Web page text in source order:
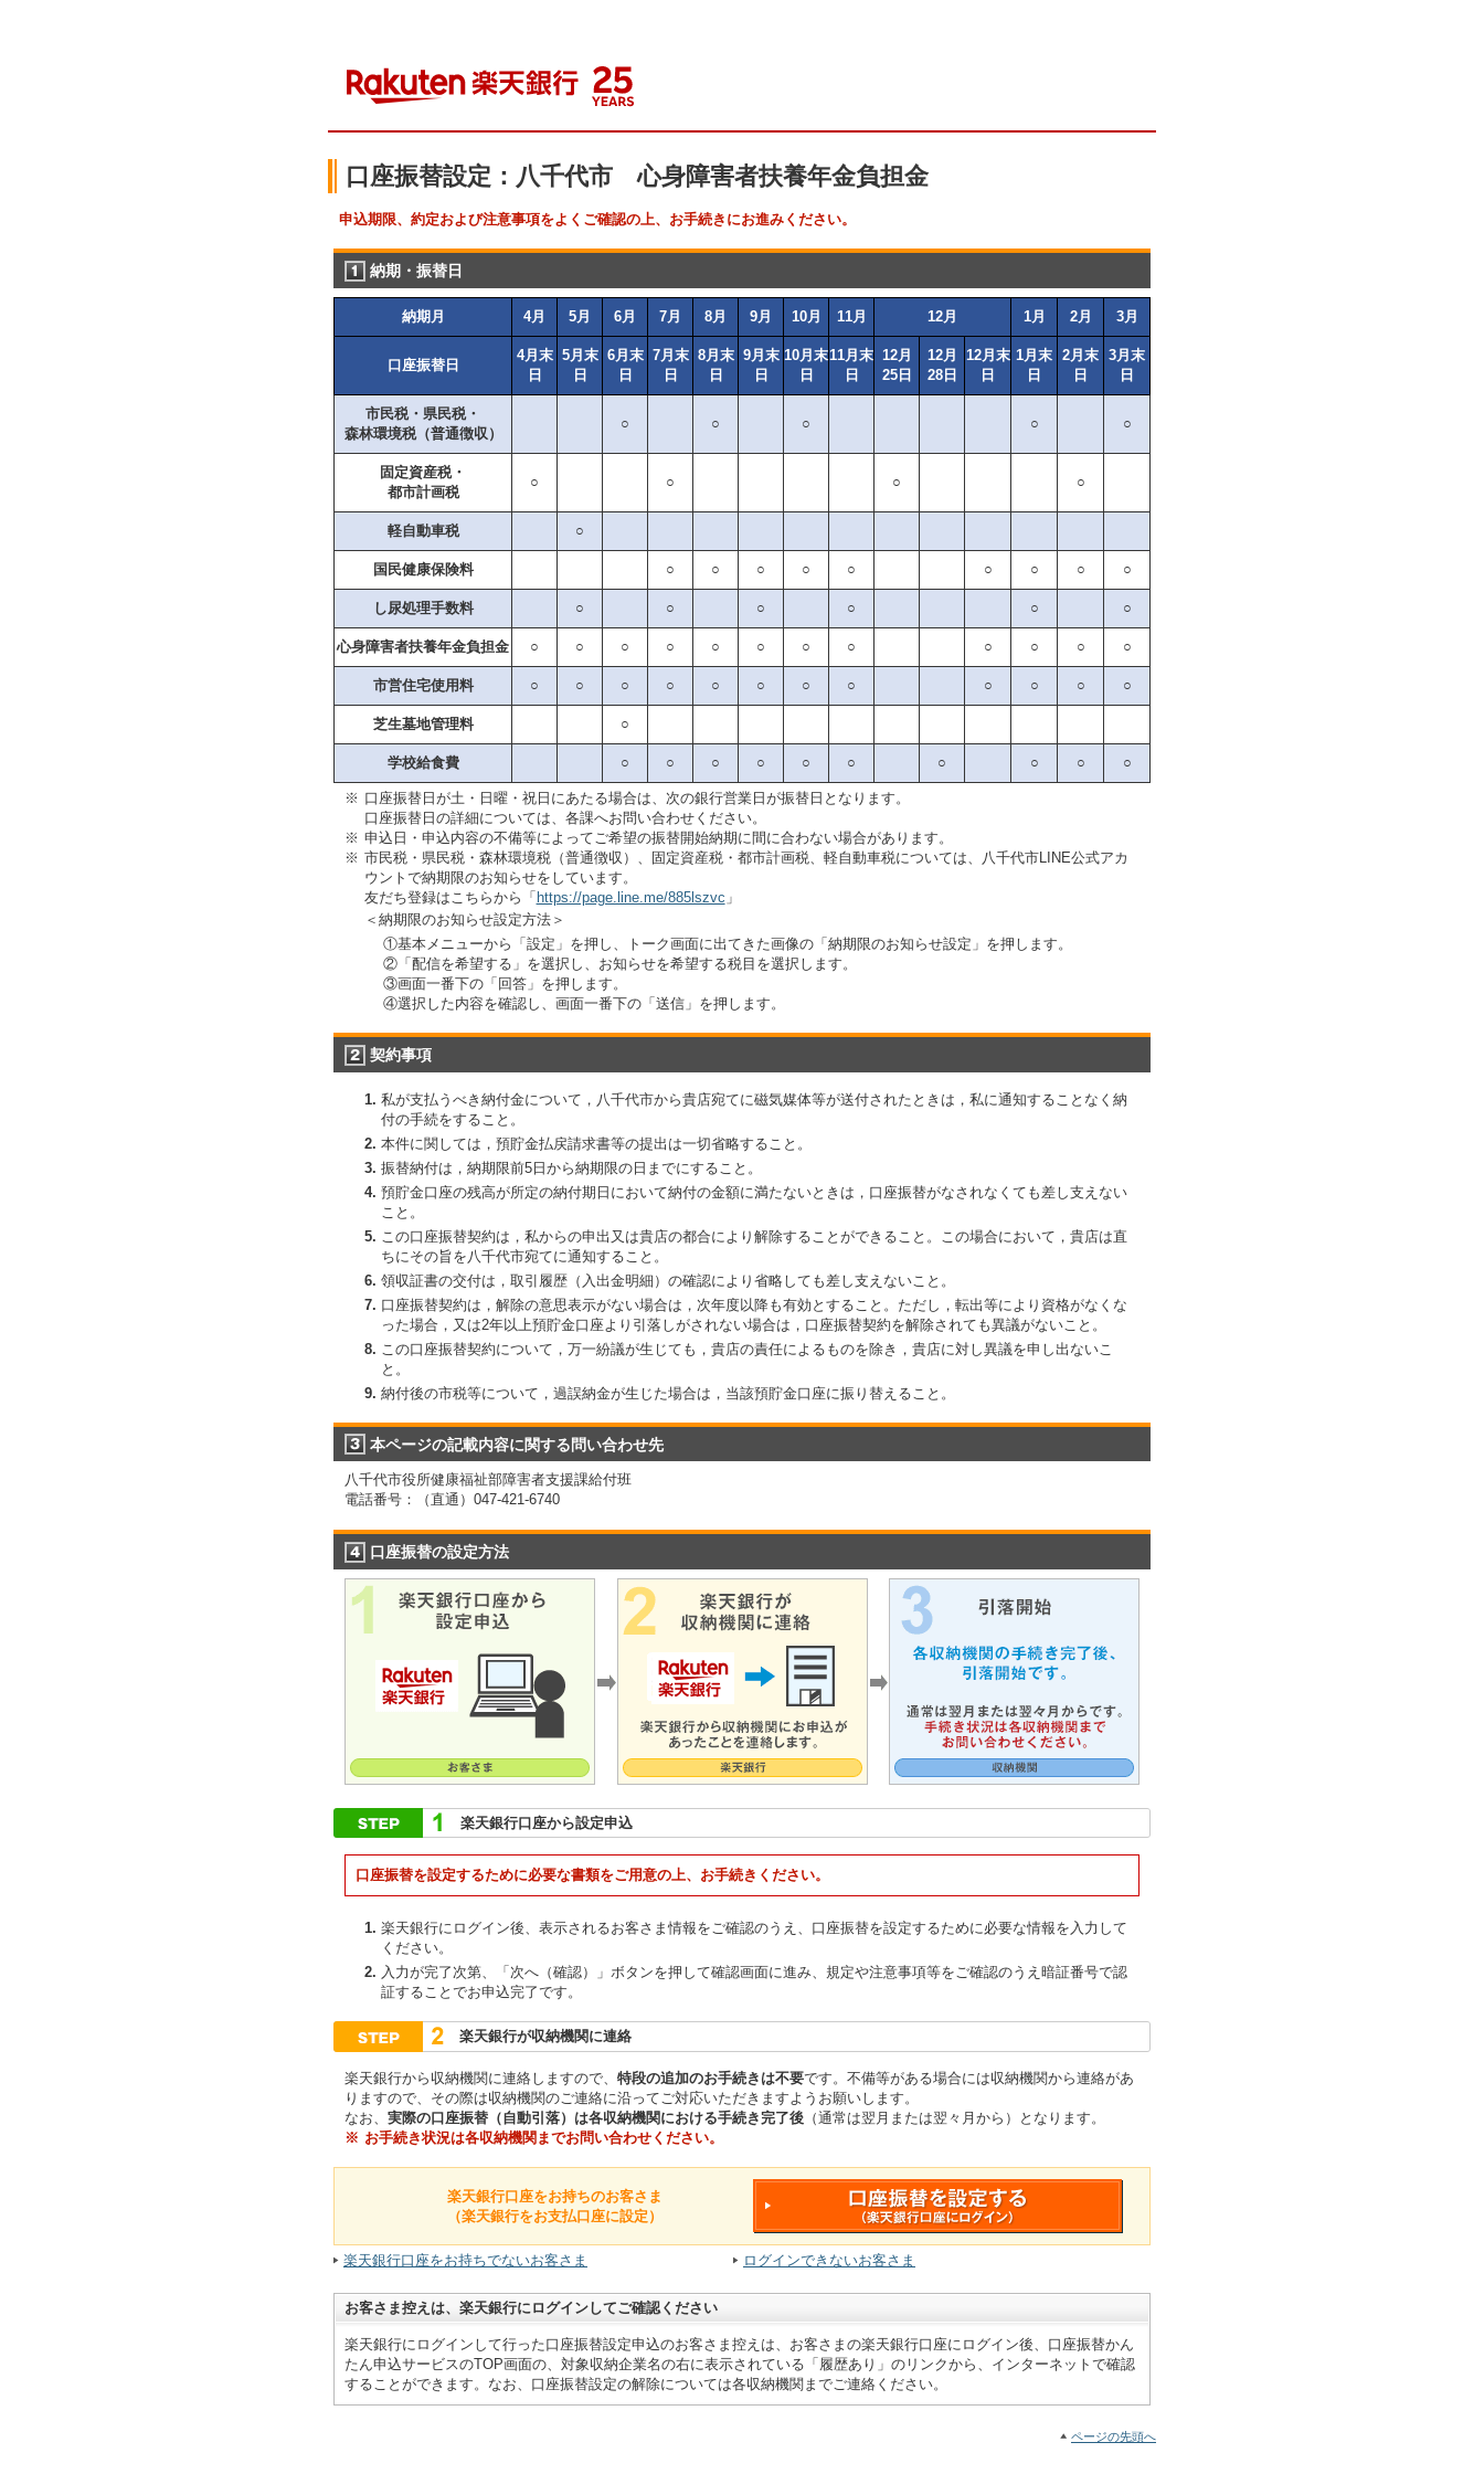
口座振替設定：八千代市 心身障害者扶養年金負担金
申込期限、約定および注意事項をよくご確認の上、お手続きにお進みください。
納期・振替日
納期月 4月 5月 6月 7月 8月 9月 10月 11月 12月 1月 2月 3月
口座振替日
4月末
日
5月末
日
6月末
日
7月末
日
8月末
日
9月末
日
10月末
日
11月末
日
12月
25日
12月
28日
12月末
日
1月末
日
2月末
日
3月末
日
市民税・県民税・
森林環境税（普通徴収）
○ ○ ○ ○ ○
固定資産税・
都市計画税
○ ○ ○ ○
軽自動車税 ○
国民健康保険料 ○ ○ ○ ○ ○ ○ ○ ○ ○
し尿処理手数料 ○ ○ ○ ○ ○ ○
心身障害者扶養年金負担金 ○ ○ ○ ○ ○ ○ ○ ○ ○ ○ ○ ○
市営住宅使用料 ○ ○ ○ ○ ○ ○ ○ ○ ○ ○ ○ ○
芝生墓地管理料 ○
学校給食費 ○ ○ ○ ○ ○ ○ ○ ○ ○ ○
※ 口座振替日が土・日曜・祝日にあたる場合は、次の銀行営業日が振替日となります。
口座振替日の詳細については、各課へお問い合わせください。
※ 申込日・申込内容の不備等によってご希望の振替開始納期に間に合わない場合があります。
※ 市民税・県民税・森林環境税（普通徴収）、固定資産税・都市計画税、軽自動車税については、八千代市LINE公式アカ
ウントで納期限のお知らせをしています。
友だち登録はこちらから「 https://page.line.me/885lszvc 」
＜納期限のお知らせ設定方法＞
①基本メニューから「設定」を押し、トーク画面に出てきた画像の「納期限のお知らせ設定」を押します。
②「配信を希望する」を選択し、お知らせを希望する税目を選択します。
③画面一番下の「回答」を押します。
④選択した内容を確認し、画面一番下の「送信」を押します。
契約事項
私が支払うべき納付金について，八千代市から貴店宛てに磁気媒体等が送付されたときは，私に通知することなく納
付の手続をすること。
本件に関しては，預貯金払戻請求書等の提出は一切省略すること。
振替納付は，納期限前5日から納期限の日までにすること。
預貯金口座の残高が所定の納付期日において納付の金額に満たないときは，口座振替がなされなくても差し支えない
こと。
この口座振替契約は，私からの申出又は貴店の都合により解除することができること。この場合において，貴店は直
ちにその旨を八千代市宛てに通知すること。
領収証書の交付は，取引履歴（入出金明細）の確認により省略しても差し支えないこと。
口座振替契約は，解除の意思表示がない場合は，次年度以降も有効とすること。ただし，転出等により資格がなくな
った場合，又は2年以上預貯金口座より引落しがされない場合は，口座振替契約を解除されても異議がないこと。
この口座振替契約について，万一紛議が生じても，貴店の責任によるものを除き，貴店に対し異議を申し出ないこ
と。
納付後の市税等について，過誤納金が生じた場合は，当該預貯金口座に振り替えること。
本ページの記載内容に関する問い合わせ先
八千代市役所健康福祉部障害者支援課給付班
電話番号：（直通）047-421-6740
口座振替の設定方法
楽天銀行口座から設定申込
口座振替を設定するために必要な書類をご用意の上、お手続きください。
楽天銀行にログイン後、表示されるお客さま情報をご確認のうえ、口座振替を設定するために必要な情報を入力して
ください。
入力が完了次第、「次へ（確認）」ボタンを押して確認画面に進み、規定や注意事項等をご確認のうえ暗証番号で認
証することでお申込完了です。
楽天銀行が収納機関に連絡
楽天銀行から収納機関に連絡しますので、 特段の追加のお手続きは不要です。不備等がある場合には収納機関から連絡があ
りますので、その際は収納機関のご連絡に沿ってご対応いただきますようお願いします。
なお、 実際の口座振替（自動引落）は各収納機関における手続き完了後 （通常は翌月または翌々月から）となります。
※ お手続き状況は各収納機関までお問い合わせください。
楽天銀行口座をお持ちのお客さま
（楽天銀行をお支払口座に設定）
楽天銀行口座をお持ちでないお客さま ログインできないお客さま
お客さま控えは、楽天銀行にログインしてご確認ください
楽天銀行にログインして行った口座振替設定申込のお客さま控えは、お客さまの楽天銀行口座にログイン後、口座振替かん
たん申込サービスのTOP画面の、対象収納企業名の右に表示されている「履歴あり」のリンクから、インターネットで確認
することができます。なお、口座振替設定の解除については各収納機関までご連絡ください。
ページの先頭へ